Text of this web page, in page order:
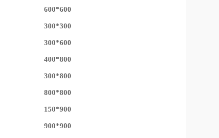
600*600
300*300
300*600
400*800
300*800
800*800
150*900
900*900